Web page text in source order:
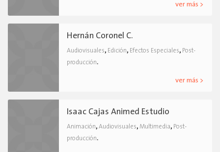
ver más >
Hernán Coronel C.
Audiovisuales, Edición, Efectos Especiales, Post-
producción.
ver más >
Isaac Cajas Animed Estudio
Animación, Audiovisuales, Multimedia, Post-
producción.